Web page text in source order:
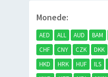
Monede:
AED ALL AUD BAM
CHF
CNY CZK DKK
HKD
HRK HUF ILS